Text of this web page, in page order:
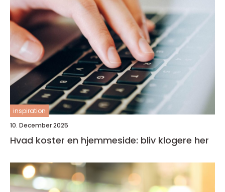
inspiration
10. December 2025
Hvad koster en hjemmeside: bliv klogere her